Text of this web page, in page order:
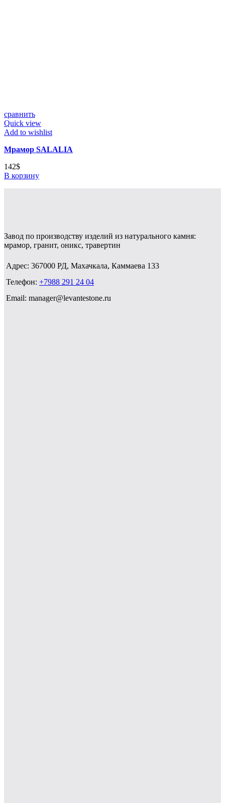
сравнить
Quick view
Add to wishlist
Мрамор SALALIA
142$
В корзину
Завод по производству изделий из натурального камня:
мрамор, гранит, оникс, травертин
Адрес: 367000 РД, Махачкала, Каммаева 133
Телефон: +7988 291 24 04
Email: manager@levantestone.ru